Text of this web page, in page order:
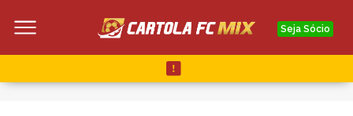
Seja Sócio